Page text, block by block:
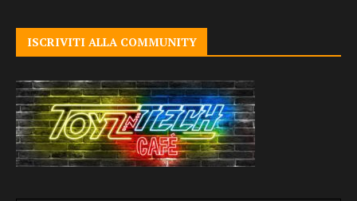
ISCRIVITI ALLA COMMUNITY